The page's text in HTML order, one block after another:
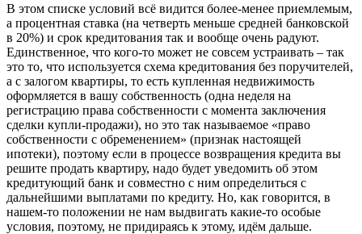
В этом списке условий всё видится более-менее приемлемым,
а процентная ставка (на четверть меньше средней банковской
в 20%) и срок кредитования так и вообще очень радуют.
Единственное, что кого-то может не совсем устраивать – так
это то, что используется схема кредитования без поручителей,
а с залогом квартиры, то есть купленная недвижимость
оформляется в вашу собственность (одна неделя на
регистрацию права собственности с момента заключения
сделки купли-продажи), но это так называемое «право
собственности с обременением» (признак настоящей
ипотеки), поэтому если в процессе возвращения кредита вы
решите продать квартиру, надо будет уведомить об этом
кредитующий банк и совместно с ним определиться с
дальнейшими выплатами по кредиту. Но, как говорится, в
нашем-то положении не нам выдвигать какие-то особые
условия, поэтому, не придираясь к этому, идём дальше.